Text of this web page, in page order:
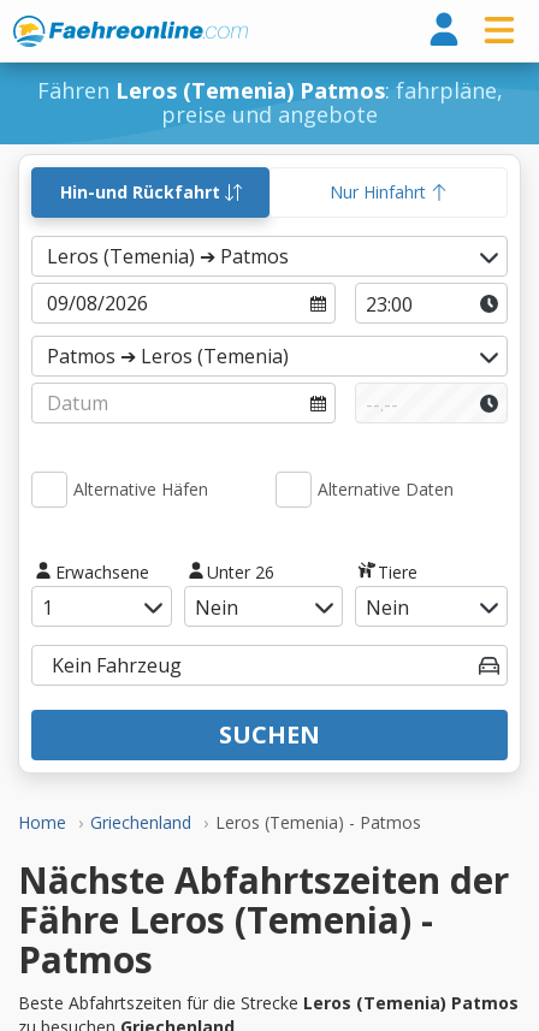
Fähren Leros (Temenia) Patmos: fahrpläne,
preise und angebote
Home Griechenland Leros (Temenia) - Patmos
Hin-und Rückfahrt Nur Hinfahrt
Alternative Häfen Alternative Daten
Erwachsene Unter 26 Tiere
SUCHEN
Nächste Abfahrtszeiten der
Fähre Leros (Temenia) -
Patmos
Beste Abfahrtszeiten für die Strecke Leros (Temenia) Patmos